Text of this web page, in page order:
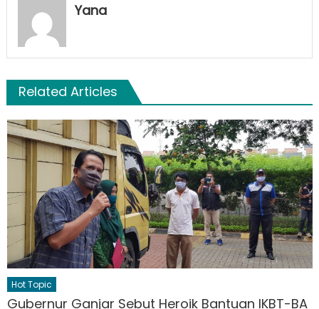
Yana
Related Articles
Hot Topic
Gubernur Ganjar Sebut Heroik Bantuan IKBT-BA